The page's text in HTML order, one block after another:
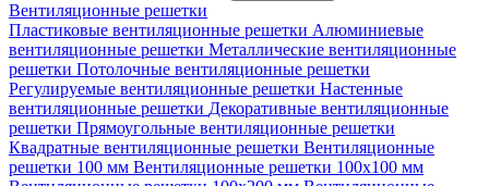
Вентиляционные решетки
Пластиковые вентиляционные решетки Алюминиевые
вентиляционные решетки Металлические вентиляционные
решетки Потолочные вентиляционные решетки
Регулируемые вентиляционные решетки Настенные
вентиляционные решетки Декоративные вентиляционные
решетки Прямоугольные вентиляционные решетки
Квадратные вентиляционные решетки Вентиляционные
решетки 100 мм Вентиляционные решетки 100х100 мм